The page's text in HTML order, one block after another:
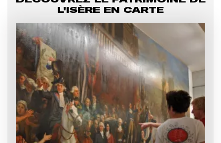
L'ISÈRE EN CARTE
Afficher
l'image
en
grand